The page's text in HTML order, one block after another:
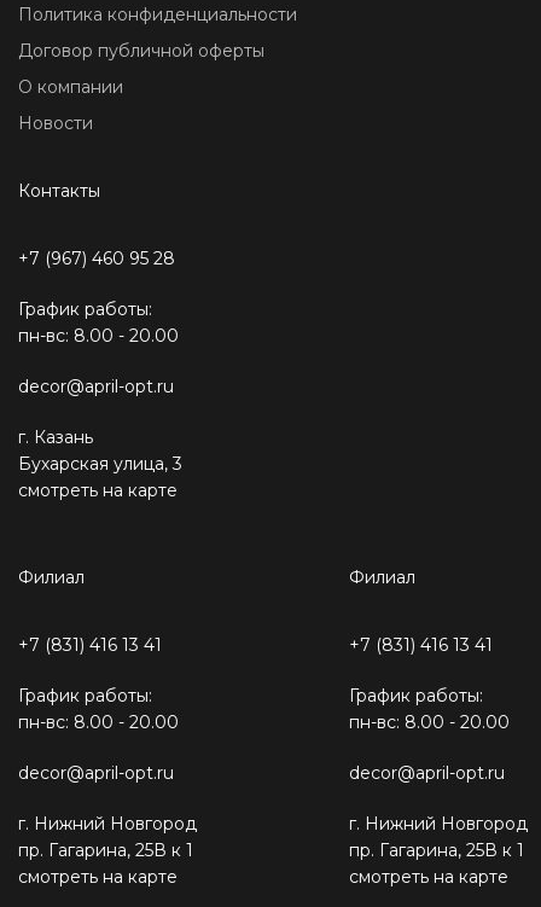
Политика конфиденциальности
Договор публичной оферты
О компании
Новости
Контакты
+7 (967) 460 95 28
График работы:
пн-вс: 8.00 - 20.00
decor@april-opt.ru
г. Казань
Бухарская улица, 3
смотреть на карте
Филиал
+7 (831) 416 13 41
График работы:
пн-вс: 8.00 - 20.00
decor@april-opt.ru
г. Нижний Новгород
пр. Гагарина, 25В к 1
смотреть на карте
Филиал
+7 (831) 416 13 41
График работы:
пн-вс: 8.00 - 20.00
decor@april-opt.ru
г. Нижний Новгород
пр. Гагарина, 25В к 1
смотреть на карте